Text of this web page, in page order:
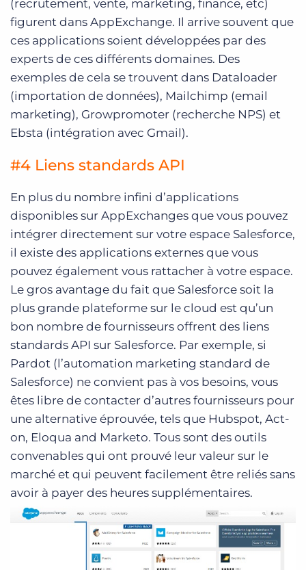
(recrutement, vente, marketing, finance, etc)
figurent dans AppExchange. Il arrive souvent que
ces applications soient développées par des
experts de ces différents domaines. Des
exemples de cela se trouvent dans Dataloader
(importation de données), Mailchimp (email
marketing), Growpromoter (recherche NPS) et
Ebsta (intégration avec Gmail).
#4 Liens standards API
En plus du nombre infini d’applications
disponibles sur AppExchanges que vous pouvez
intégrer directement sur votre espace Salesforce,
il existe des applications externes que vous
pouvez également vous rattacher à votre espace.
Le gros avantage du fait que Salesforce soit la
plus grande plateforme sur le cloud est qu’un
bon nombre de fournisseurs offrent des liens
standards API sur Salesforce. Par exemple, si
Pardot (l’automation marketing standard de
Salesforce) ne convient pas à vos besoins, vous
êtes libre de contacter d’autres fournisseurs pour
une alternative éprouvée, tels que Hubspot, Act-
on, Eloqua and Marketo. Tous sont des outils
convenables qui ont prouvé leur valeur sur le
marché et qui peuvent facilement être reliés sans
avoir à payer des heures supplémentaires.